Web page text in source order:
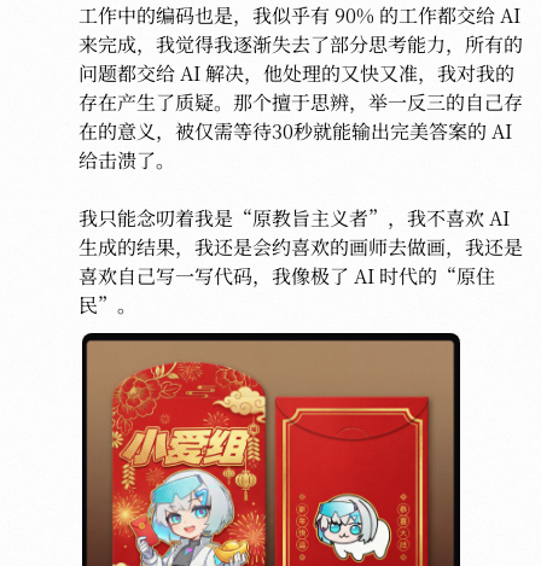
工作中的编码也是，我似乎有 90% 的工作都交给 AI
来完成，我觉得我逐渐失去了部分思考能力，所有的
问题都交给 AI 解决，他处理的又快又准，我对我的
存在产生了质疑。那个擅于思辨，举一反三的自己存
在的意义，被仅需等待30秒就能输出完美答案的 AI
给击溃了。
我只能念叨着我是“原教旨主义者”，我不喜欢 AI
生成的结果，我还是会约喜欢的画师去做画，我还是
喜欢自己写一写代码，我像极了 AI 时代的“原住
民”。